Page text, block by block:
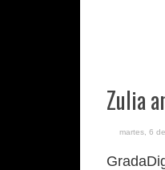
Zulia
martes, 6